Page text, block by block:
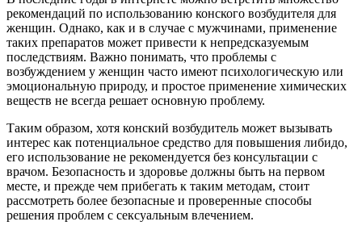
рекомендаций по использованию конского возбудителя для
женщин. Однако, как и в случае с мужчинами, применение
таких препаратов может привести к непредсказуемым
последствиям. Важно понимать, что проблемы с
возбуждением у женщин часто имеют психологическую или
эмоциональную природу, и простое применение химических
веществ не всегда решает основную проблему.
Таким образом, хотя конский возбудитель может вызывать
интерес как потенциальное средство для повышения либидо,
его использование не рекомендуется без консультации с
врачом. Безопасность и здоровье должны быть на первом
месте, и прежде чем прибегать к таким методам, стоит
рассмотреть более безопасные и проверенные способы
решения проблем с сексуальным влечением.